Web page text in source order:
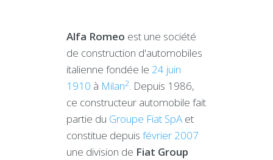
Alfa Romeo est une société
de construction d'automobiles
italienne fondée le 24 juin
1910 à Milan2. Depuis 1986,
ce constructeur automobile fait
partie du Groupe Fiat SpA et
constitue depuis février 2007
une division de Fiat Group